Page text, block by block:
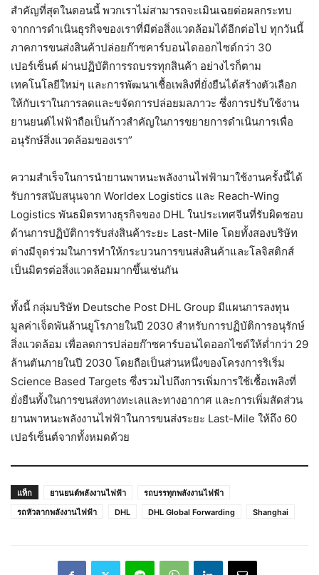
สำคัญที่สุดในตอนนี้ พวกเราไม่สามารถจะเมินเฉยต่อผลกระทบ
จากการดำเนินธุรกิจของเราที่มีต่อสิ่งแวดล้อมได้อีกต่อไป ทุกวันนี้
ภาคการขนส่งสินค้าปล่อยก๊าซคาร์บอนไดออกไซด์กว่า 30
เปอร์เซ็นต์ ผ่านปฏิบัติการรถบรรทุกสินค้า อย่างไรก็ตาม
เทคโนโลยีใหม่ๆ และการพัฒนาเชื้อเพลิงที่ยั่งยืนได้สร้างตัวเลือก
ให้กับเราในการลดและขจัดการปล่อยมลภาวะ ซึ่งการปรับใช้งาน
ยานยนต์ไฟฟ้าถือเป็นก้าวสำคัญในการขยายการดำเนินการเพื่อ
อนุรักษ์สิ่งแวดล้อมของเรา”
ความสำเร็จในการนำยานพาหนะพลังงานไฟฟ้ามาใช้งานครั้งนี้ได้
รับการสนับสนุนจาก Worldex Logistics และ Reach-Wing
Logistics พันธมิตรทางธุรกิจของ DHL ในประเทศจีนที่รับผิดชอบ
ด้านการปฏิบัติการรับส่งสินค้าระยะ Last-Mile โดยทั้งสองบริษัท
ต่างมีจุดร่วมในการทำให้กระบวนการขนส่งสินค้าและโลจิสติกส์
เป็นมิตรต่อสิ่งแวดล้อมมากขึ้นเช่นกัน
ทั้งนี้ กลุ่มบริษัท Deutsche Post DHL Group มีแผนการลงทุน
มูลค่าเจ็ดพันล้านยูโรภายในปี 2030 สำหรับการปฏิบัติการอนุรักษ์
สิ่งแวดล้อม เพื่อลดการปล่อยก๊าซคาร์บอนไดออกไซด์ให้ต่ำกว่า 29
ล้านตันภายในปี 2030 โดยถือเป็นส่วนหนึ่งของโครงการริเริ่ม
Science Based Targets ซึ่งรวมไปถึงการเพิ่มการใช้เชื้อเพลิงที่
ยั่งยืนทั้งในการขนส่งทางทะเลและทางอากาศ และการเพิ่มสัดส่วน
ยานพาหนะพลังงานไฟฟ้าในการขนส่งระยะ Last-Mile ให้ถึง 60
เปอร์เซ็นต์จากทั้งหมดด้วย
แท็ก ยานยนต์พลังงานไฟฟ้า
รถบรรทุกพลังงานไฟฟ้า
รถหัวลากพลังงานไฟฟ้า
DHL DHL Global Forwarding Shanghai